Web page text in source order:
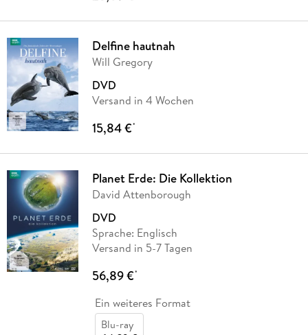
Delfine hautnah
Will Gregory
DVD
Versand in 4 Wochen
15,84 €*
Planet Erde: Die Kollektion
David Attenborough
DVD
Sprache: Englisch
Versand in 5-7 Tagen
56,89 €*
Ein weiteres Format
Blu-ray